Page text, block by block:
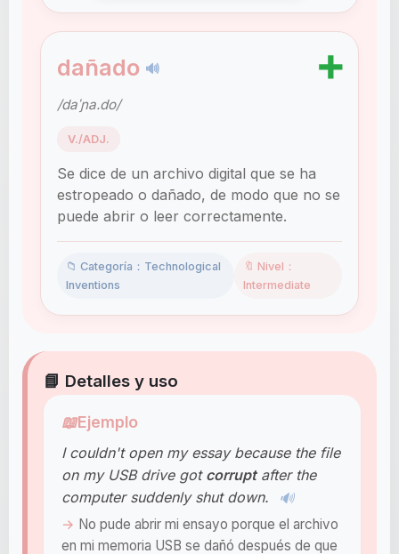
dañado 🔊 ➕
/daˈɲa.do/
V./ADJ.
Se dice de un archivo digital que se ha
estropeado o dañado, de modo que no se
puede abrir o leer correctamente.
📁 Categoría：Technological
Inventions
🔖 Nivel：
Intermediate
📘 Detalles y uso
📖Ejemplo
I couldn't open my essay because the file
on my USB drive got corruptafter the
computer suddenly shut down.
🔊
No pude abrir mi ensayo porque el archivo
en mi memoria USB se dañó después de que